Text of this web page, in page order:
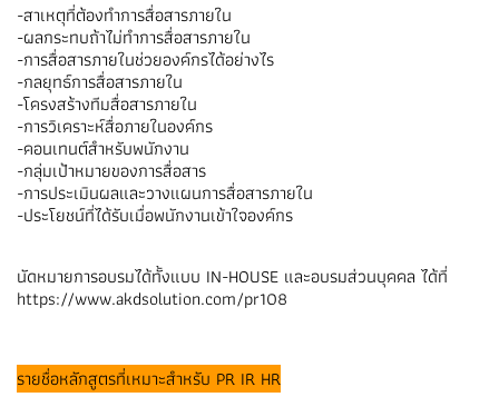
-สาเหตุที่ต้องทำการสื่อสารภายใน
-ผลกระทบถ้าไม่ทำการสื่อสารภายใน
-การสื่อสารภายในช่วยองค์กรได้อย่างไร
-กลยุทธ์การสื่อสารภายใน
-โครงสร้างทีมสื่อสารภายใน
-การวิเคราะห์สื่อภายในองค์กร
-คอนเทนต์สำหรับพนักงาน
-กลุ่มเป้าหมายของการสื่อสาร
-การประเมินผลและวางแผนการสื่อสารภายใน
-ประโยชน์ที่ได้รับเมื่อพนักงานเข้าใจองค์กร
นัดหมายการอบรมได้ทั้งแบบ IN-HOUSE และอบรมส่วนบุคคล ได้ที่
https://www.akdsolution.com/pr108
รายชื่อหลักสูตรที่เหมาะสำหรับ PR IR HR